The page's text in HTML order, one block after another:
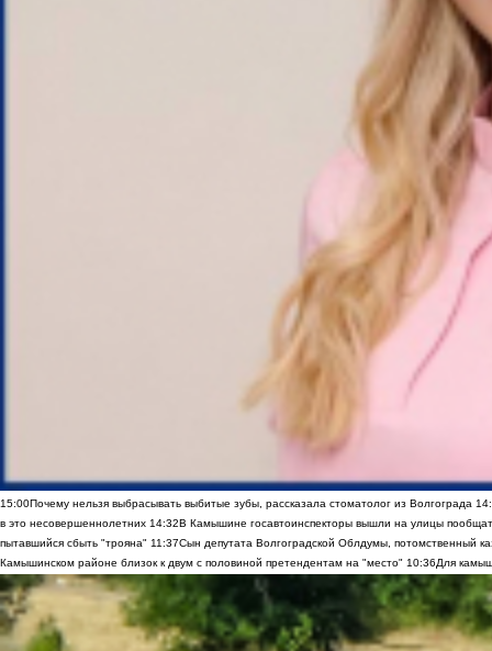
15:00Почему нельзя выбрасывать выбитые зубы, рассказала стоматолог из Волгограда
в это несовершеннолетних 14:32В Камышине госавтоинспекторы вышли на улицы
пытавшийся сбыть "трояна" 11:37Сын депутата Волгоградской Облдумы, потомственный
Камышинском районе близок к двум с половиной претендентам на "место" 10:36Для